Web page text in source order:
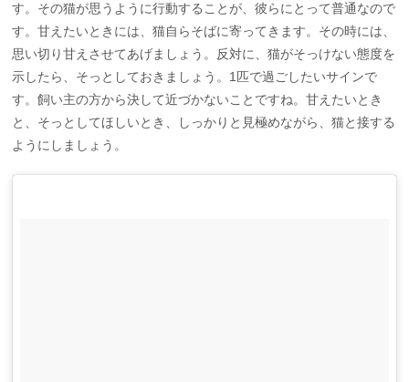
す。その猫が思うように行動することが、彼らにとって普通なので
す。甘えたいときには、猫自らそばに寄ってきます。その時には、
思い切り甘えさせてあげましょう。反対に、猫がそっけない態度を
示したら、そっとしておきましょう。1匹で過ごしたいサインで
す。飼い主の方から決して近づかないことですね。甘えたいとき
と、そっとしてほしいとき、しっかりと見極めながら、猫と接する
ようにしましょう。